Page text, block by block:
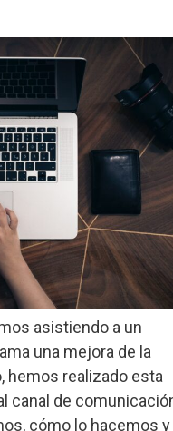
asistiendo a un
una mejora de la
hemos realizado esta
canal de
cómo lo hacemos